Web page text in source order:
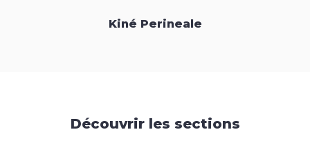
Kiné Perineale
Découvrir les sections